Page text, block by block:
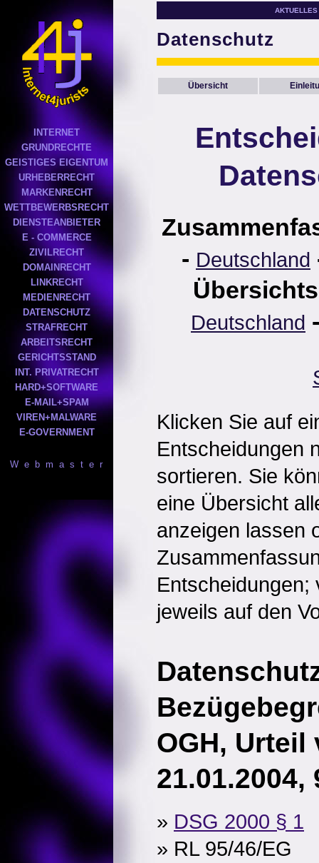
INTERNET
GRUNDRECHTE
GEISTIGES EIGENTUM
URHEBERRECHT
MARKENRECHT
WETTBEWERBSRECHT
DIENSTEANBIETER
E - COMMERCE
ZIVILRECHT
DOMAINRECHT
LINKRECHT
MEDIENRECHT
DATENSCHUTZ
STRAFRECHT
ARBEITSRECHT
GERICHTSSTAND
INT. PRIVATRECHT
HARD+SOFTWARE
E-MAIL+SPAM
VIREN+MALWARE
E-GOVERNMENT
W e b m a s t e r
AKTUELLES
Datenschutz
Übersicht
- Deutschland
Deutschland
Klicken Sie auf
Entscheidungen
sortieren. Sie
eine Übersicht
anzeigen lassen
Entscheidungen;
jeweils auf den
OGH, Urteil
21.01.2004,
» DSG 2000 § 1
» RL 95/46/EG